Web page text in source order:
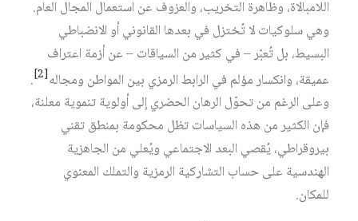
اللامبالاة، وظاهرة التخريب، والعزوف عن استعمال المجال العام.
وهي سلوكيات لا تُختزل في بعدها القانوني أو الانضباطي
البسيط، بل تُعبّر – في كثير من السياقات – عن أزمة اعتراف
عميقة، وانكسار مؤلم في الرابط الرمزي بين المواطن ومجاله‏[2]
.
وعلى الرغم من تحوّل الرهان الحضري إلى أولوية تنموية معلنة،
فإن الكثير من هذه السياسات تظل محكومة بمنطق تقني
بيروقراطي، يُقصي البعد الاجتماعي ويُعلي من الجاهزية
الهندسية على حساب التشاركية الرمزية والتملك المعنوي
للمكان.